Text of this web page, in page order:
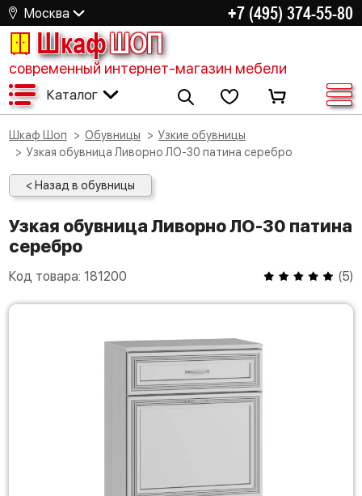
Москва +7 (495) 374-55-80
ШкафШОП
современный интернет-магазин мебели
Каталог
Шкаф Шоп Обувницы
Узкие обувницы
Узкая обувница Ливорно ЛО-30 патина серебро
< Назад в обувницы
Узкая обувница Ливорно ЛО-30 патина
серебро
Код товара: 181200 (5)